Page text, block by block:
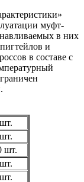
муфт-
в них
и
в составе с
шт.